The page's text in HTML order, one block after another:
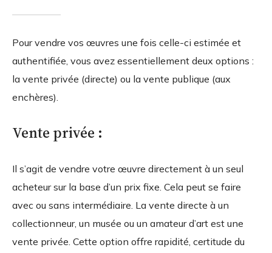
Pour vendre vos œuvres une fois celle-ci estimée et
authentifiée, vous avez essentiellement deux options :
la vente privée (directe) ou la vente publique (aux
enchères).
Vente privée :
Il s’agit de vendre votre œuvre directement à un seul
acheteur sur la base d’un prix fixe. Cela peut se faire
avec ou sans intermédiaire. La vente directe à un
collectionneur, un musée ou un amateur d’art est une
vente privée. Cette option offre rapidité, certitude du